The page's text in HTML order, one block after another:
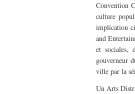
Convention
culture
implication
and
et sociales,
gouverneur
ville par la
Un Arts